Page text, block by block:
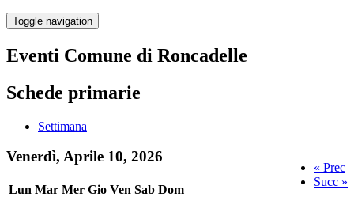
Toggle navigation
Eventi Comune di Roncadelle
Schede primarie
Settimana
« Prec
Succ »
Venerdì, Aprile 10, 2026
Lun Mar Mer Gio Ven Sab Dom